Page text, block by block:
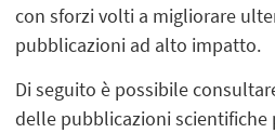
con sforzi volti a migliorare
pubblicazioni ad alto impatto.
Di seguito è possibile
delle pubblicazioni scientifiche